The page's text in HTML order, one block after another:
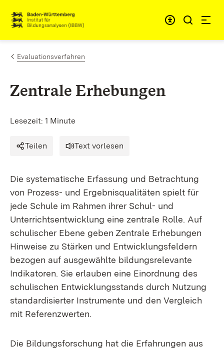
Zum Inhalt springen
Link zur Startseite
Evaluationsverfahren
Zentrale Erhebungen
Lesezeit: 1 Minute
Teilen Text vorlesen
Die systematische Erfassung und Betrachtung
von Prozess- und Ergebnisqualitäten spielt für
jede Schule im Rahmen ihrer Schul- und
Unterrichtsentwicklung eine zentrale Rolle. Auf
schulischer Ebene geben Zentrale Erhebungen
Hinweise zu Stärken und Entwicklungsfeldern
bezogen auf ausgewählte bildungsrelevante
Indikatoren. Sie erlauben eine Einordnung des
schulischen Entwicklungsstands durch Nutzung
standardisierter Instrumente und den Vergleich
mit Referenzwerten.
Die Bildungsforschung hat die Erfahrungen aus